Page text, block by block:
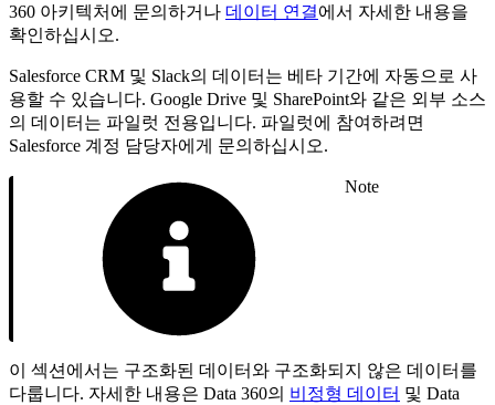
360 아키텍처에 문의하거나 데이터 연결에서 자세한 내용을
확인하십시오.
Salesforce CRM 및 Slack의 데이터는 베타 기간에 자동으로 사
용할 수 있습니다. Google Drive 및 SharePoint와 같은 외부 소스
의 데이터는 파일럿 전용입니다. 파일럿에 참여하려면
Salesforce 계정 담당자에게 문의하십시오.
Note
이 섹션에서는 구조화된 데이터와 구조화되지 않은 데이터를
다룹니다. 자세한 내용은 Data 360의 비정형 데이터 및 Data